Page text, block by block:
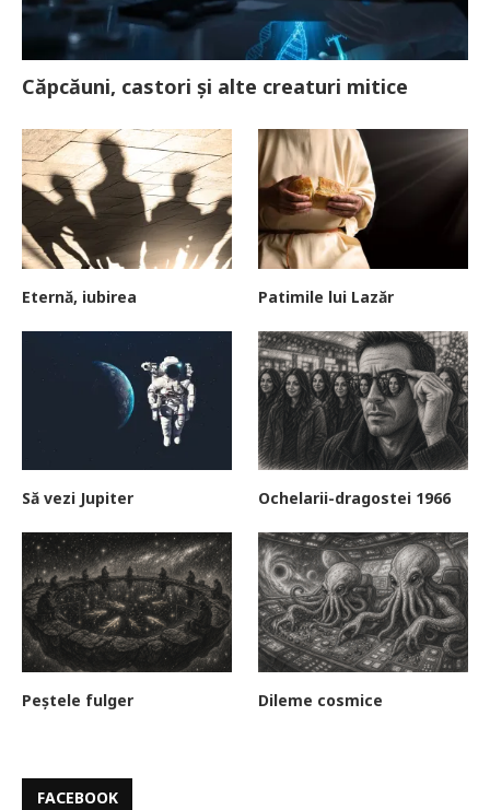
Căpcăuni, castori și alte creaturi mitice
Eternă, iubirea Patimile lui Lazăr
Să vezi Jupiter Ochelarii-dragostei 1966
Peștele fulger Dileme cosmice
FACEBOOK